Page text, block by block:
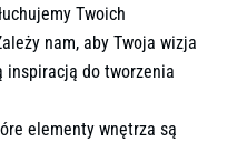
Twoich
nam, aby Twoja wizja
inspiracją do tworzenia
elementy wnętrza są